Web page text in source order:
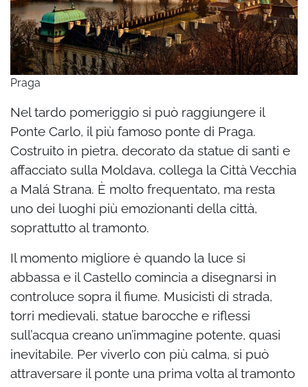
Praga
Nel tardo pomeriggio si può raggiungere il
Ponte Carlo, il più famoso ponte di Praga.
Costruito in pietra, decorato da statue di santi e
affacciato sulla Moldava, collega la Città Vecchia
a Malá Strana. È molto frequentato, ma resta
uno dei luoghi più emozionanti della città,
soprattutto al tramonto.
Il momento migliore è quando la luce si
abbassa e il Castello comincia a disegnarsi in
controluce sopra il fiume. Musicisti di strada,
torri medievali, statue barocche e riflessi
sull’acqua creano un’immagine potente, quasi
inevitabile. Per viverlo con più calma, si può
attraversare il ponte una prima volta al tramonto